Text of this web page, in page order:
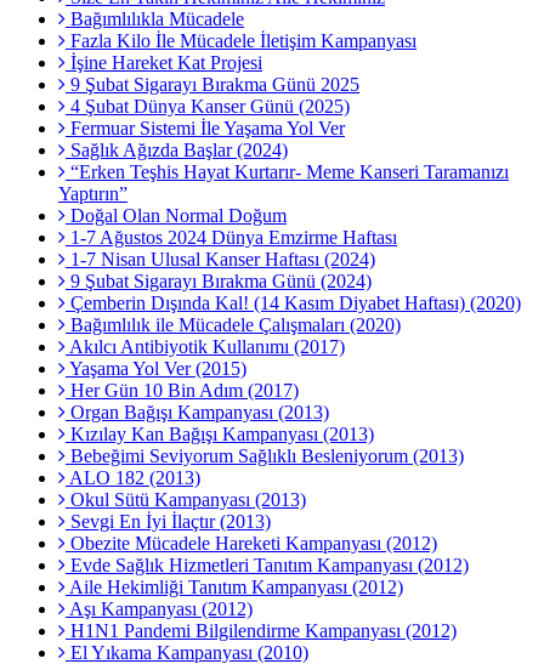
Bağımlılıkla Mücadele
Fazla Kilo İle Mücadele İletişim Kampanyası
İşine Hareket Kat Projesi
9 Şubat Sigarayı Bırakma Günü 2025
4 Şubat Dünya Kanser Günü (2025)
Fermuar Sistemi İle Yaşama Yol Ver
Sağlık Ağızda Başlar (2024)
“Erken Teşhis Hayat Kurtarır- Meme Kanseri Taramanızı
Yaptırın”
Doğal Olan Normal Doğum
1-7 Ağustos 2024 Dünya Emzirme Haftası
1-7 Nisan Ulusal Kanser Haftası (2024)
9 Şubat Sigarayı Bırakma Günü (2024)
Çemberin Dışında Kal! (14 Kasım Diyabet Haftası) (2020)
Bağımlılık ile Mücadele Çalışmaları (2020)
Akılcı Antibiyotik Kullanımı (2017)
Yaşama Yol Ver (2015)
Her Gün 10 Bin Adım (2017)
Organ Bağışı Kampanyası (2013)
Kızılay Kan Bağışı Kampanyası (2013)
Bebeğimi Seviyorum Sağlıklı Besleniyorum (2013)
ALO 182 (2013)
Okul Sütü Kampanyası (2013)
Sevgi En İyi İlaçtır (2013)
Obezite Mücadele Hareketi Kampanyası (2012)
Evde Sağlık Hizmetleri Tanıtım Kampanyası (2012)
Aile Hekimliği Tanıtım Kampanyası (2012)
Aşı Kampanyası (2012)
H1N1 Pandemi Bilgilendirme Kampanyası (2012)
El Yıkama Kampanyası (2010)